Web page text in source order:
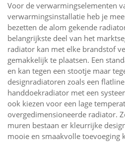
Voor de verwarmingselementen
verwarmingsinstallatie heb je
bezetten de alom gekende
belangrijkste deel van het
radiator kan met elke brandstof
gemakkelijk te plaatsen. Een
en kan tegen een stootje maar
designradiatoren zoals een
handdoekradiator met een
ook kiezen voor een lage
overgedimensioneerde radiator.
muren bestaan er kleurrijke
mooie en smaakvolle toevoeging